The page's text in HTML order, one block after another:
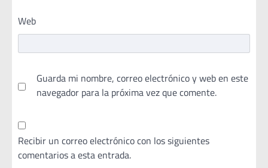
Web
Guarda mi nombre, correo electrónico y web en este
navegador para la próxima vez que comente.
Recibir un correo electrónico con los siguientes
comentarios a esta entrada.